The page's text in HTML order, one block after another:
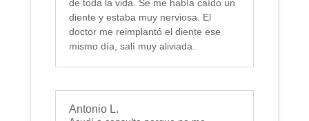
de toda la vida. Se me había caído un
diente y estaba muy nerviosa. El
doctor me reimplantó el diente ese
mismo día, salí muy aliviada.
Antonio L.